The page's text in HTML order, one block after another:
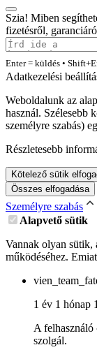
Szia! Miben
fizetésről,
Enter = küldés •
Adatkezelési
Weboldalunk az
használ. Szélesebb
személyre szabás)
Részletesebb
Kötelező sütik
Összes elfogadása
Személyre szabás
Alapvető sütik
Vannak olyan sütik,
működéséhez.
1 év 1 hónap
A felhasználó
szolgál.